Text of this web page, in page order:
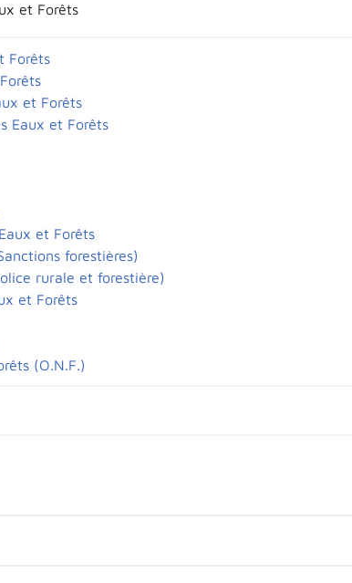
et Forêts
Forêts
et Forêts
Eaux et Forêts
et Forêts
forestières)
rurale et forestière)
et Forêts
(O.N.F.)